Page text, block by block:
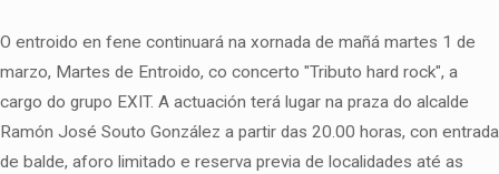
O entroido en fene continuará na xornada de mañá martes 1 de
marzo, Martes de Entroido, co concerto "Tributo hard rock", a
cargo do grupo EXIT. A actuación terá lugar na praza do alcalde
Ramón José Souto González a partir das 20.00 horas, con entrada
de balde, aforo limitado e reserva previa de localidades até as